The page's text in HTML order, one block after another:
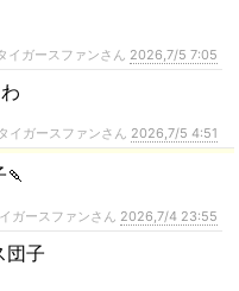
イガースファンさん 2026,7/5 7:05
イガースファンさん 2026,7/5 4:51
ガースファンさん 2026,7/4 23:55
団子